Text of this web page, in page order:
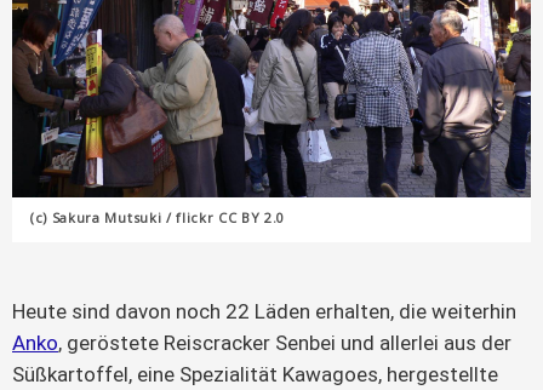
(c) Sakura Mutsuki / flickr CC BY 2.0
Heute sind davon noch 22 Läden erhalten, die weiterhin
Anko, geröstete Reiscracker Senbei und allerlei aus der
Süßkartoffel, eine Spezialität Kawagoes, hergestellte